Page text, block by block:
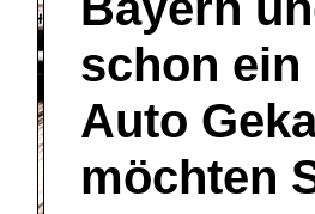
schon ein
Auto
möchten